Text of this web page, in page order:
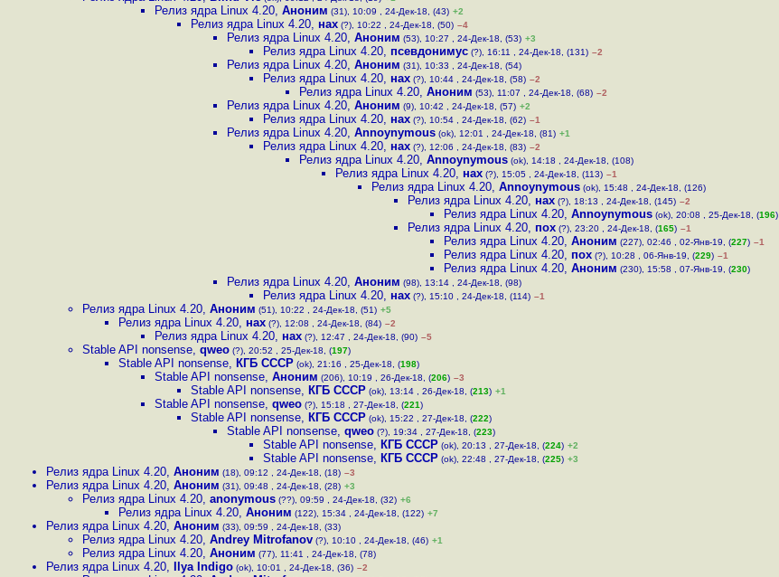
Релиз ядра Linux 4.20, Аноним (31), 10:09 , 24-Дек-18, (43) +2
Релиз ядра Linux 4.20, нах (?), 10:22 , 24-Дек-18, (50) –4
Релиз ядра Linux 4.20, Аноним (53), 10:27 , 24-Дек-18, (53) +3
Релиз ядра Linux 4.20, псевдонимус (?), 16:11 , 24-Дек-18, (131) –2
Релиз ядра Linux 4.20, Аноним (31), 10:33 , 24-Дек-18, (54)
Релиз ядра Linux 4.20, нах (?), 10:44 , 24-Дек-18, (58) –2
Релиз ядра Linux 4.20, Аноним (53), 11:07 , 24-Дек-18, (68) –2
Релиз ядра Linux 4.20, Аноним (9), 10:42 , 24-Дек-18, (57) +2
Релиз ядра Linux 4.20, нах (?), 10:54 , 24-Дек-18, (62) –1
Релиз ядра Linux 4.20, Annoynymous (ok), 12:01 , 24-Дек-18, (81) +1
Релиз ядра Linux 4.20, нах (?), 12:06 , 24-Дек-18, (83) –2
Релиз ядра Linux 4.20, Annoynymous (ok), 14:18 , 24-Дек-18, (108)
Релиз ядра Linux 4.20, нах (?), 15:05 , 24-Дек-18, (113) –1
Релиз ядра Linux 4.20, Annoynymous (ok), 15:48 , 24-Дек-18, (126)
Релиз ядра Linux 4.20, нах (?), 18:13 , 24-Дек-18, (145) –2
Релиз ядра Linux 4.20, Annoynymous (ok), 20:08 , 25-Дек-18, (196)
Релиз ядра Linux 4.20, пох (?), 23:20 , 24-Дек-18, (165) –1
Релиз ядра Linux 4.20, Аноним (227), 02:46 , 02-Янв-19, (227) –1
Релиз ядра Linux 4.20, пох (?), 10:28 , 06-Янв-19, (229) –1
Релиз ядра Linux 4.20, Аноним (230), 15:58 , 07-Янв-19, (230)
Релиз ядра Linux 4.20, Аноним (98), 13:14 , 24-Дек-18, (98)
Релиз ядра Linux 4.20, нах (?), 15:10 , 24-Дек-18, (114) –1
Релиз ядра Linux 4.20, Аноним (51), 10:22 , 24-Дек-18, (51) +5
Релиз ядра Linux 4.20, нах (?), 12:08 , 24-Дек-18, (84) –2
Релиз ядра Linux 4.20, нах (?), 12:47 , 24-Дек-18, (90) –5
Stable API nonsense, qweo (?), 20:52 , 25-Дек-18, (197)
Stable API nonsense, КГБ СССР (ok), 21:16 , 25-Дек-18, (198)
Stable API nonsense, Аноним (206), 10:19 , 26-Дек-18, (206) –3
Stable API nonsense, КГБ СССР (ok), 13:14 , 26-Дек-18, (213) +1
Stable API nonsense, qweo (?), 15:18 , 27-Дек-18, (221)
Stable API nonsense, КГБ СССР (ok), 15:22 , 27-Дек-18, (222)
Stable API nonsense, qweo (?), 19:34 , 27-Дек-18, (223)
Stable API nonsense, КГБ СССР (ok), 20:13 , 27-Дек-18, (224) +2
Stable API nonsense, КГБ СССР (ok), 22:48 , 27-Дек-18, (225) +3
Релиз ядра Linux 4.20, Аноним (18), 09:12 , 24-Дек-18, (18) –3
Релиз ядра Linux 4.20, Аноним (31), 09:48 , 24-Дек-18, (28) +3
Релиз ядра Linux 4.20, anonymous (??), 09:59 , 24-Дек-18, (32) +6
Релиз ядра Linux 4.20, Аноним (122), 15:34 , 24-Дек-18, (122) +7
Релиз ядра Linux 4.20, Аноним (33), 09:59 , 24-Дек-18, (33)
Релиз ядра Linux 4.20, Andrey Mitrofanov (?), 10:10 , 24-Дек-18, (46) +1
Релиз ядра Linux 4.20, Аноним (77), 11:41 , 24-Дек-18, (78)
Релиз ядра Linux 4.20, Ilya Indigo (ok), 10:01 , 24-Дек-18, (36) –2